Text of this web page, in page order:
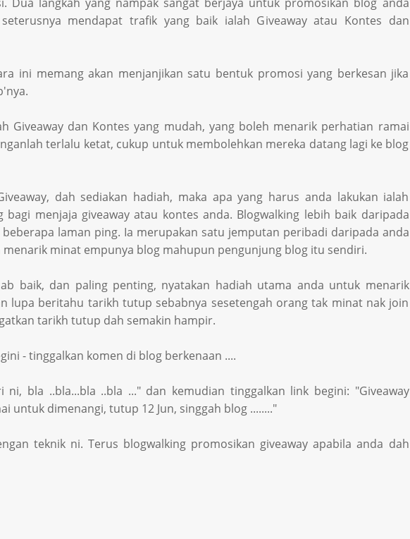
mendapat trafik yang baik ialah Giveaway atau Kontes dan
ini memang akan menjanjikan satu bentuk promosi yang berkesan jika
Giveaway dan Kontes yang mudah, yang boleh menarik perhatian ramai
terlalu ketat, cukup untuk membolehkan mereka datang lagi ke blog
dah sediakan hadiah, maka apa yang harus anda lakukan ialah
bagi menjaja giveaway atau kontes anda. Blogwalking lebih baik daripada
laman ping. Ia merupakan satu jemputan peribadi daripada anda
menarik minat empunya blog mahupun pengunjung blog itu sendiri.
baik, dan paling penting, nyatakan hadiah utama anda untuk menarik
lupa beritahu tarikh tutup sebabnya sesetengah orang tak minat nak join
tarikh tutup dah semakin hampir.
- tinggalkan komen di blog berkenaan ....
ni, bla ..bla...bla ..bla ..." dan kemudian tinggalkan link begini: "Giveaway
untuk dimenangi, tutup 12 Jun, singgah blog ........"
teknik ni. Terus blogwalking promosikan giveaway apabila anda dah